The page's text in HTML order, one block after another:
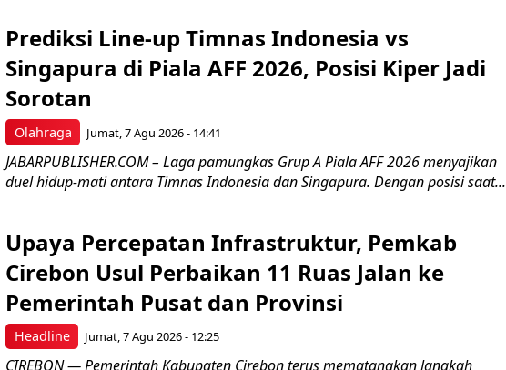
Olahraga
Prediksi Line-up Timnas Indonesia vs
Singapura di Piala AFF 2026, Posisi Kiper Jadi
Sorotan
Jumat, 7 Agu 2026 - 14:41
JABARPUBLISHER.COM – Laga pamungkas Grup A Piala AFF 2026 menyajikan
duel hidup-mati antara Timnas Indonesia dan Singapura. Dengan posisi saat...
Headline
Upaya Percepatan Infrastruktur, Pemkab
Cirebon Usul Perbaikan 11 Ruas Jalan ke
Pemerintah Pusat dan Provinsi
Jumat, 7 Agu 2026 - 12:25
CIREBON — Pemerintah Kabupaten Cirebon terus mematangkan langkah